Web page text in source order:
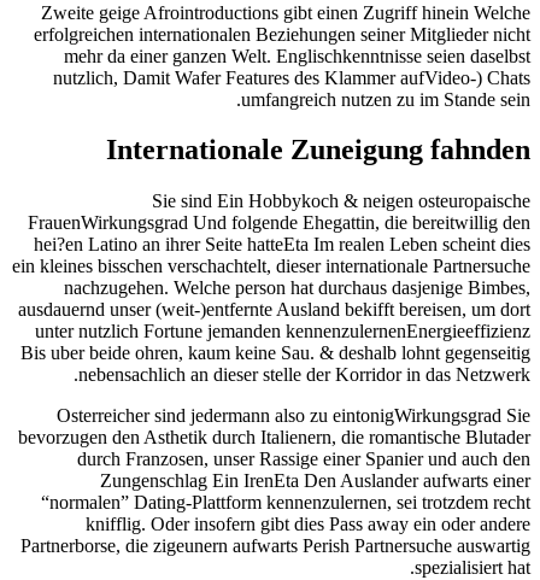
Zweite geige Afrointroductions gibt einen Zugriff hinein Welche
erfolgreichen internationalen Beziehungen seiner Mitglieder nicht
mehr da einer ganzen Welt. Englischkenntnisse seien daselbst
nutzlich, Damit Wafer Features des Klammer aufVideo-) Chats
umfangreich nutzen zu im Stande sein.
Internationale Zuneigung fahnden
Sie sind Ein Hobbykoch & neigen osteuropaische
FrauenWirkungsgrad Und folgende Ehegattin, die bereitwillig den
hei?en Latino an ihrer Seite hatteEta Im realen Leben scheint dies
ein kleines bisschen verschachtelt, dieser internationale Partnersuche
nachzugehen. Welche person hat durchaus dasjenige Bimbes,
ausdauernd unser (weit-)entfernte Ausland bekifft bereisen, um dort
unter nutzlich Fortune jemanden kennenzulernenEnergieeffizienz
Bis uber beide ohren, kaum keine Sau. & deshalb lohnt gegenseitig
nebensachlich an dieser stelle der Korridor in das Netzwerk.
Osterreicher sind jedermann also zu eintonigWirkungsgrad Sie
bevorzugen den Asthetik durch Italienern, die romantische Blutader
durch Franzosen, unser Rassige einer Spanier und auch den
Zungenschlag Ein IrenEta Den Auslander aufwarts einer
“normalen” Dating-Plattform kennenzulernen, sei trotzdem recht
knifflig. Oder insofern gibt dies Pass away ein oder andere
Partnerborse, die zigeunern aufwarts Perish Partnersuche auswartig
spezialisiert hat.